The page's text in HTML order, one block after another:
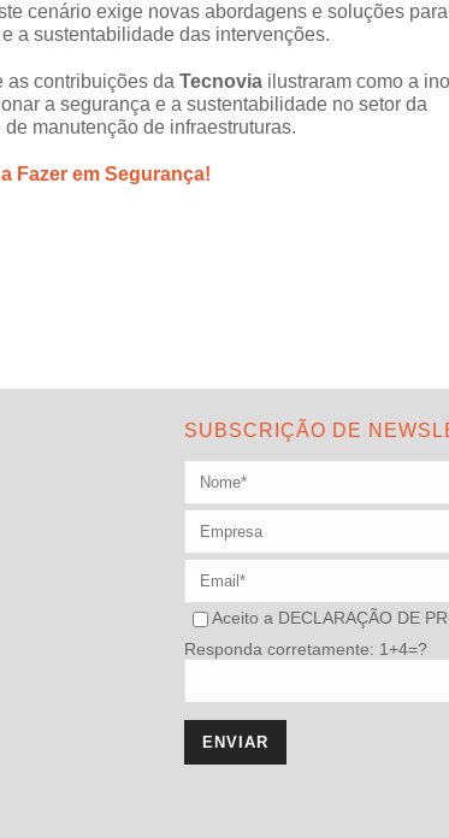
cenário exige novas abordagens e soluções
a sustentabilidade das intervenções.
as contribuições da Tecnovia ilustraram como a
a segurança e a sustentabilidade no setor da
manutenção de infraestruturas.
Fazer em Segurança!
SUBSCRIÇÃO DE
Aceito a DECLARAÇÃO DE
Responda corretamente: 1+4=?